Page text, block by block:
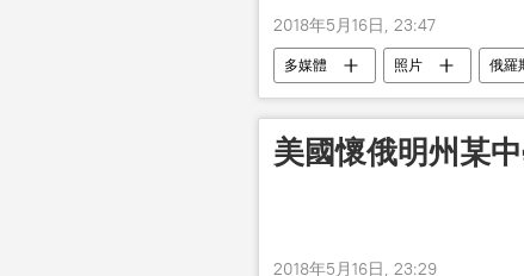
2018年5月16日, 23:47
多媒體 照片 俄羅
美國懷俄明州某
2018年5月16日, 23:29